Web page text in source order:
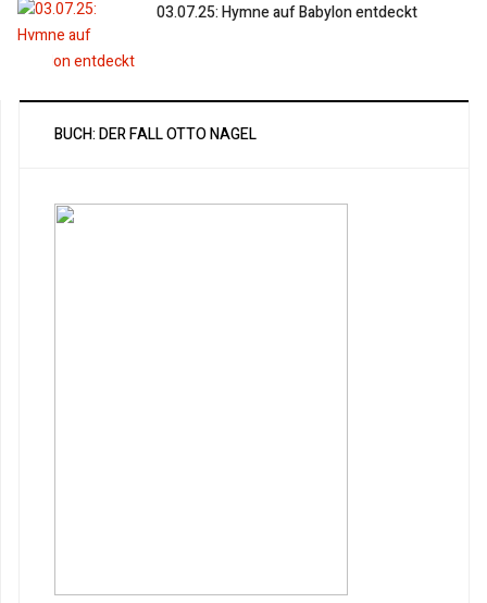
03.07.25: Hymne auf Babylon entdeckt
BUCH: DER FALL OTTO NAGEL